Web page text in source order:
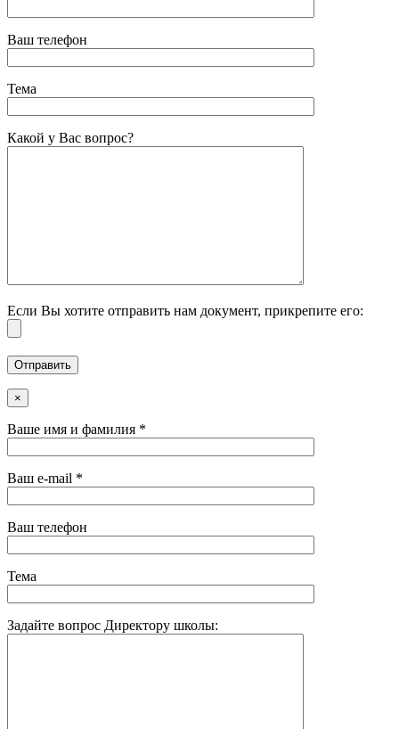
Ваш телефон
Тема
Какой у Вас вопрос?
Если Вы хотите отправить нам документ, прикрепите его:
×
Ваше имя и фамилия *
Ваш e-mail *
Ваш телефон
Тема
Задайте вопрос Директору школы: